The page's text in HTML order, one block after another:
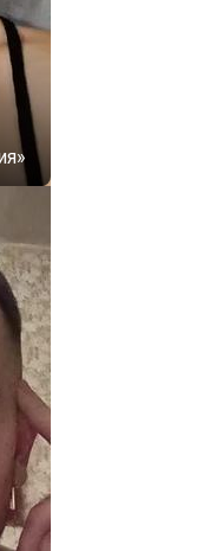
мессенджер!
WhatsApp
EMail